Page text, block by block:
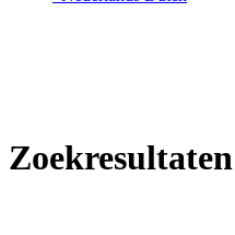
Zoekresultaten